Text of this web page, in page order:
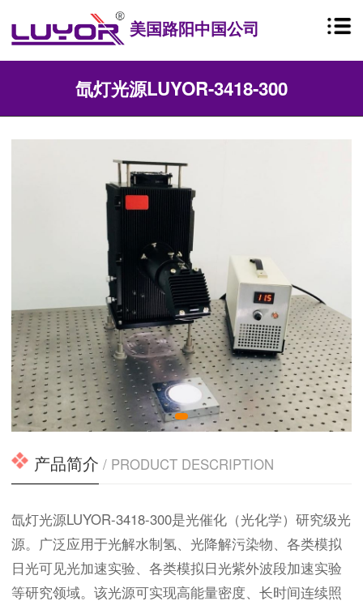
美国路阳中国公司
氙灯光源LUYOR-3418-300
产品简介 / PRODUCT DESCRIPTION
氙灯光源LUYOR-3418-300是光催化（光化学）研究级光
源。广泛应用于光解水制氢、光降解污染物、各类模拟
日光可见光加速实验、各类模拟日光紫外波段加速实验
等研究领域。该光源可实现高能量密度、长时间连续照